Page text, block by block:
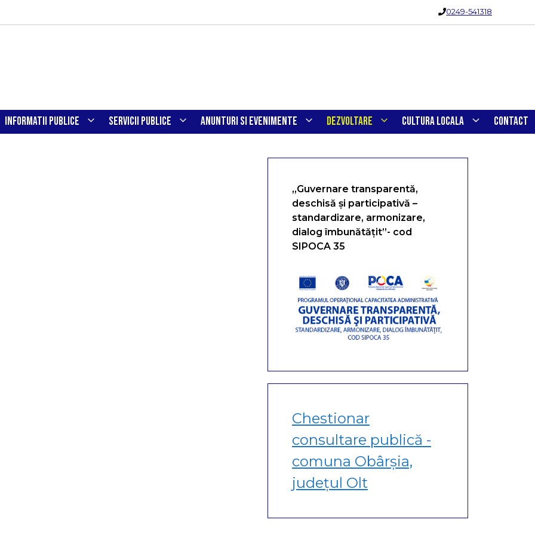
0249-541318
INFORMATII PUBLICE SERVICII PUBLICE ANUNTURI SI EVENIMENTE DEZVOLTARE CULTURA LOCALA CONTACT
„Guvernare transparentă,
deschisă și participativă –
standardizare, armonizare,
dialog îmbunătățit”- cod
SIPOCA 35
Chestionar
consultare publică -
comuna Obârșia,
județul Olt